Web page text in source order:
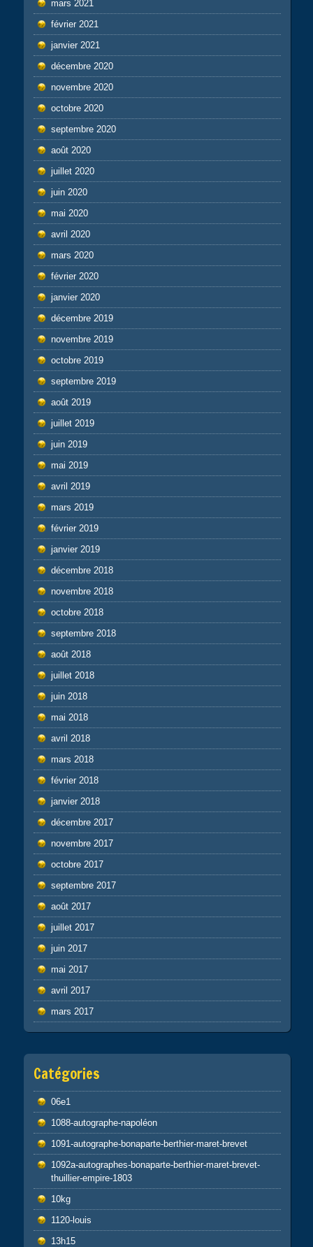
mars 2021
février 2021
janvier 2021
décembre 2020
novembre 2020
octobre 2020
septembre 2020
août 2020
juillet 2020
juin 2020
mai 2020
avril 2020
mars 2020
février 2020
janvier 2020
décembre 2019
novembre 2019
octobre 2019
septembre 2019
août 2019
juillet 2019
juin 2019
mai 2019
avril 2019
mars 2019
février 2019
janvier 2019
décembre 2018
novembre 2018
octobre 2018
septembre 2018
août 2018
juillet 2018
juin 2018
mai 2018
avril 2018
mars 2018
février 2018
janvier 2018
décembre 2017
novembre 2017
octobre 2017
septembre 2017
août 2017
juillet 2017
juin 2017
mai 2017
avril 2017
mars 2017
Catégories
06e1
1088-autographe-napoléon
1091-autographe-bonaparte-berthier-maret-brevet
1092a-autographes-bonaparte-berthier-maret-brevet-
thuillier-empire-1803
10kg
1120-louis
13h15